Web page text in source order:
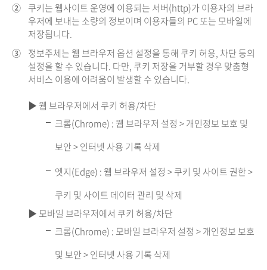
② 쿠키는 웹사이트 운영에 이용되는 서버(http)가 이용자의 브라
우저에 보내는 소량의 정보이며 이용자들의 PC 또는 모바일에
저장됩니다.
③ 정보주체는 웹 브라우저 옵션 설정을 통해 쿠키 허용, 차단 등의
설정을 할 수 있습니다. 다만, 쿠키 저장을 거부할 경우 맞춤형
서비스 이용에 어려움이 발생할 수 있습니다.
▶ 웹 브라우저에서 쿠키 허용/차단
크롬(Chrome) : 웹 브라우저 설정 > 개인정보 보호 및
보안 > 인터넷 사용 기록 삭제
엣지(Edge) : 웹 브라우저 설정 > 쿠키 및 사이트 권한 >
쿠키 및 사이트 데이터 관리 및 삭제
▶ 모바일 브라우저에서 쿠키 허용/차단
크롬(Chrome) : 모바일 브라우저 설정 > 개인정보 보호
및 보안 > 인터넷 사용 기록 삭제